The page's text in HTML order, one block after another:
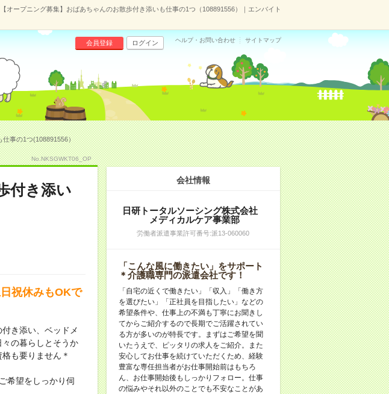
【オープニング募集】おばあちゃんのお散歩付き添いも仕事の1つ（108891556）｜エンバイト
会員登録 ログイン ヘルプ・お問い合わせ サイトマップ
事の1つ(108891556）
No.NKSGWKT06_OP
付き添い
祝休みもOKで
き添い、ベッドメ
の暮らしとそうか
も要りません＊
希望をしっかり伺
会社情報
日研トータルソーシング株式会社
メディカルケア事業部
労働者派遣事業許可番号:派13-060060
「こんな風に働きたい」をサポート
＊介護職専門の派遣会社です！
「自宅の近くで働きたい」「収入」「働き方
を選びたい」「正社員を目指したい」などの
希望条件や、仕事上の不満も丁寧にお聞きし
てからご紹介するので長期でご活躍されてい
る方が多いのが特長です。まずはご希望を聞
いたうえで、ピッタリの求人をご紹介。また
安心してお仕事を続けていただくため、経験
豊富な専任担当者がお仕事開始前はもちろ
ん、お仕事開始後もしっかりフォロー。仕事
の悩みやそれ以外のことでも不安なことがあ